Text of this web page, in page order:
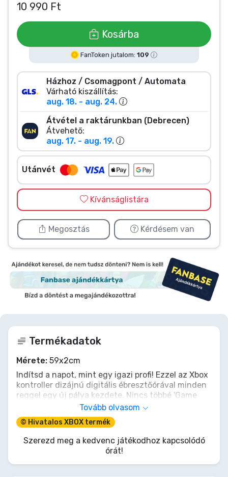
10 990 Ft
Kosárba
FanToken jutalom: 109
Házhoz / Csomagpont / Automata
Várható kiszállítás:
aug. 18. - aug. 24.
Átvétel a raktárunkban (Debrecen)
Átvehető:
aug. 17. - aug. 19.
Utánvét
Kívánságlistára
Megosztás Kérdésem van
Termékadatok
Mérete: 59x2cm
Indítsd a napot, mint egy igazi profi! Ezzel az Xbox
kontroller dizájnú digitális ébresztőórával minden
reggel egy új pálya kezdete. Nincs többé 'Game
Over' a kómás ébredéseknek, csak a 'Level Up'
érzés, ahogy stílusosan és időben kelsz. Tedd az
éjjeliszekrényedre ezt az ikonikus darabot, és
mutasd meg, hogy a te világodban a reggelek is
győzelemmel indulnak! Ideje felébredni és
játszani... vagy legalábbis kávét főzni a következő
küldetés előtt.
Tovább olvasom
© Hivatalos XBOX termék
Szerezd meg a kedvenc játékodhoz kapcsolódó
órát!
Zenés cuccok
Terméktípusok
Márkák